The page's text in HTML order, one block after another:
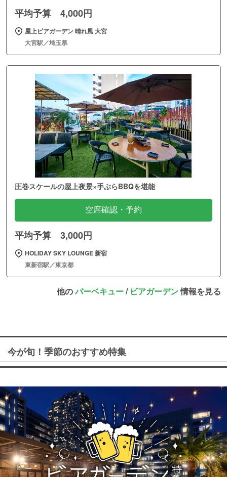
平均予算 4,000円
屋上ビアガーデン 晴れ風 大宮
大宮駅／埼玉県
圧巻スケールの屋上夜景×手ぶらBBQを堪能
空席確認・予約
平均予算 3,000円
HOLIDAY SKY LOUNGE 新宿
東新宿駅／東京都
他のバーベキュー/ ビアガーデン情報を見る
今が旬！季節のおすすめ特集